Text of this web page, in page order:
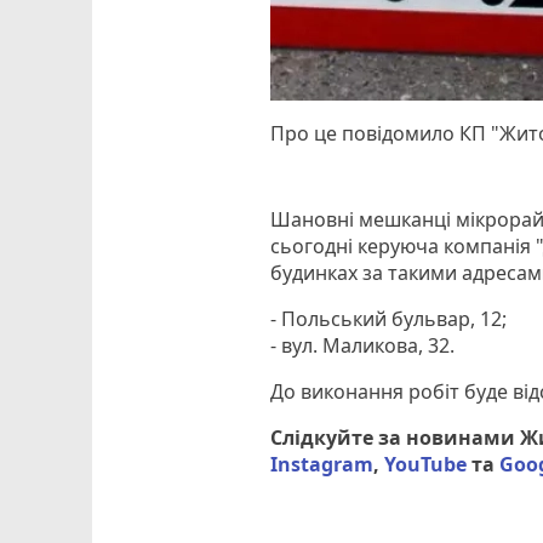
Про це повідомило КП
Шановні мешканці
сьогодні керуюча
будинках за такими
- Польський бульвар, 12;
- вул. Маликова, 32.
До виконання робіт буде
Слідкуйте за новинами
Instagram,YouTubeта